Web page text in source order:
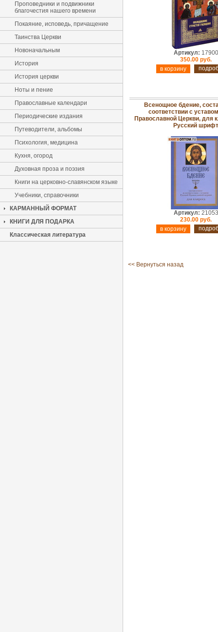
Проповедники и подвижники
благочестия нашего времени
Покаяние, исповедь, причащение
Таинства Церкви
Новоначальным
История
История церкви
Ноты и пение
Православные календари
Периодические издания
Путеводители, альбомы
Психология, медицина
Кухня, огород
Духовная проза и поэзия
Книги на церковно-славянском языке
Учебники, справочники
КАРМАННЫЙ ФОРМАТ
КНИГИ ДЛЯ ПОДАРКА
Классическая литература
Артикул: 17900
350.00 руб.
Всенощное бдение,
соответствии с
Православной Церкви, для
Русский шрифт
Артикул: 21053
230.00 руб.
<< Вернуться назад